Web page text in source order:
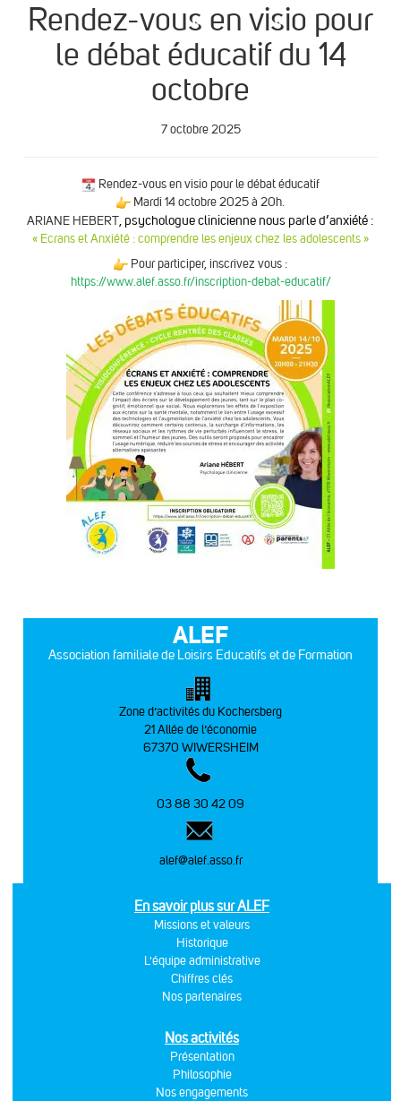
Rendez-vous en visio pour
le débat éducatif du 14
octobre
7 octobre 2025
Rendez-vous en visio pour le débat éducatif
Mardi 14 octobre 2025 à 20h.
ARIANE HEBERT, psychologue clinicienne nous parle d’anxiété :
« Ecrans et Anxiété : comprendre les enjeux chez les adolescents »
Pour participer, inscrivez vous :
https://www.alef.asso.fr/inscription-debat-educatif/
ALEF
Association familiale de Loisirs Educatifs et de Formation
Zone d’activités du Kochersberg
21 Allée de l’économie
67370 WIWERSHEIM
03 88 30 42 09
alef@alef.asso.fr
En savoir plus sur ALEF
Missions et valeurs
Historique
L'équipe administrative
Chiffres clés
Nos partenaires
Nos activités
Présentation
Philosophie
Nos engagements